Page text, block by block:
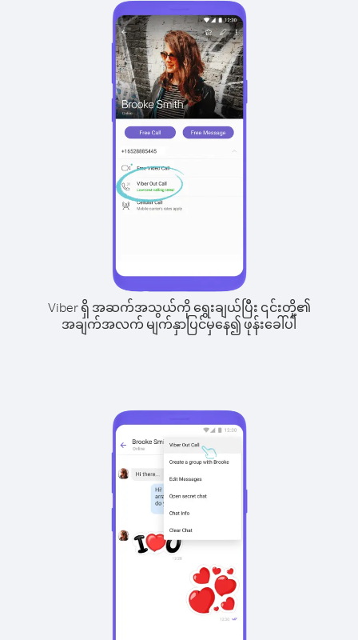
Viber ရှိ အဆက်အသွယ်ကို ရွေးချယ်ပြီး ၎င်းတို့၏
အချက်အလက် မျက်နှာပြင်မှနေ၍ ဖုန်းခေါ်ပါ